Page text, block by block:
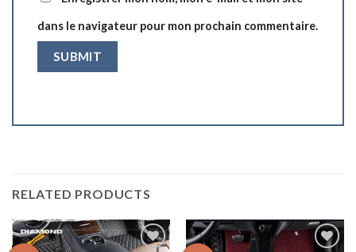
dans le navigateur pour mon prochain commentaire.
RELATED PRODUCTS